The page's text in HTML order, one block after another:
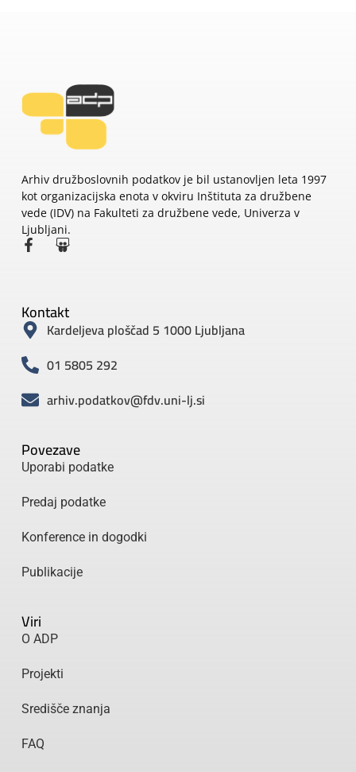
Arhiv družboslovnih podatkov je bil ustanovljen leta 1997
kot organizacijska enota v okviru Inštituta za družbene
vede (IDV) na Fakulteti za družbene vede, Univerza v
Ljubljani.
Povezave
Uporabi podatke
Predaj podatke
Konference in dogodki
Publikacije
Viri
O ADP
Projekti
Središče znanja
FAQ
Kontakt
Kardeljeva ploščad 5 1000 Ljubljana
01 5805 292
arhiv.podatkov@fdv.uni-lj.si